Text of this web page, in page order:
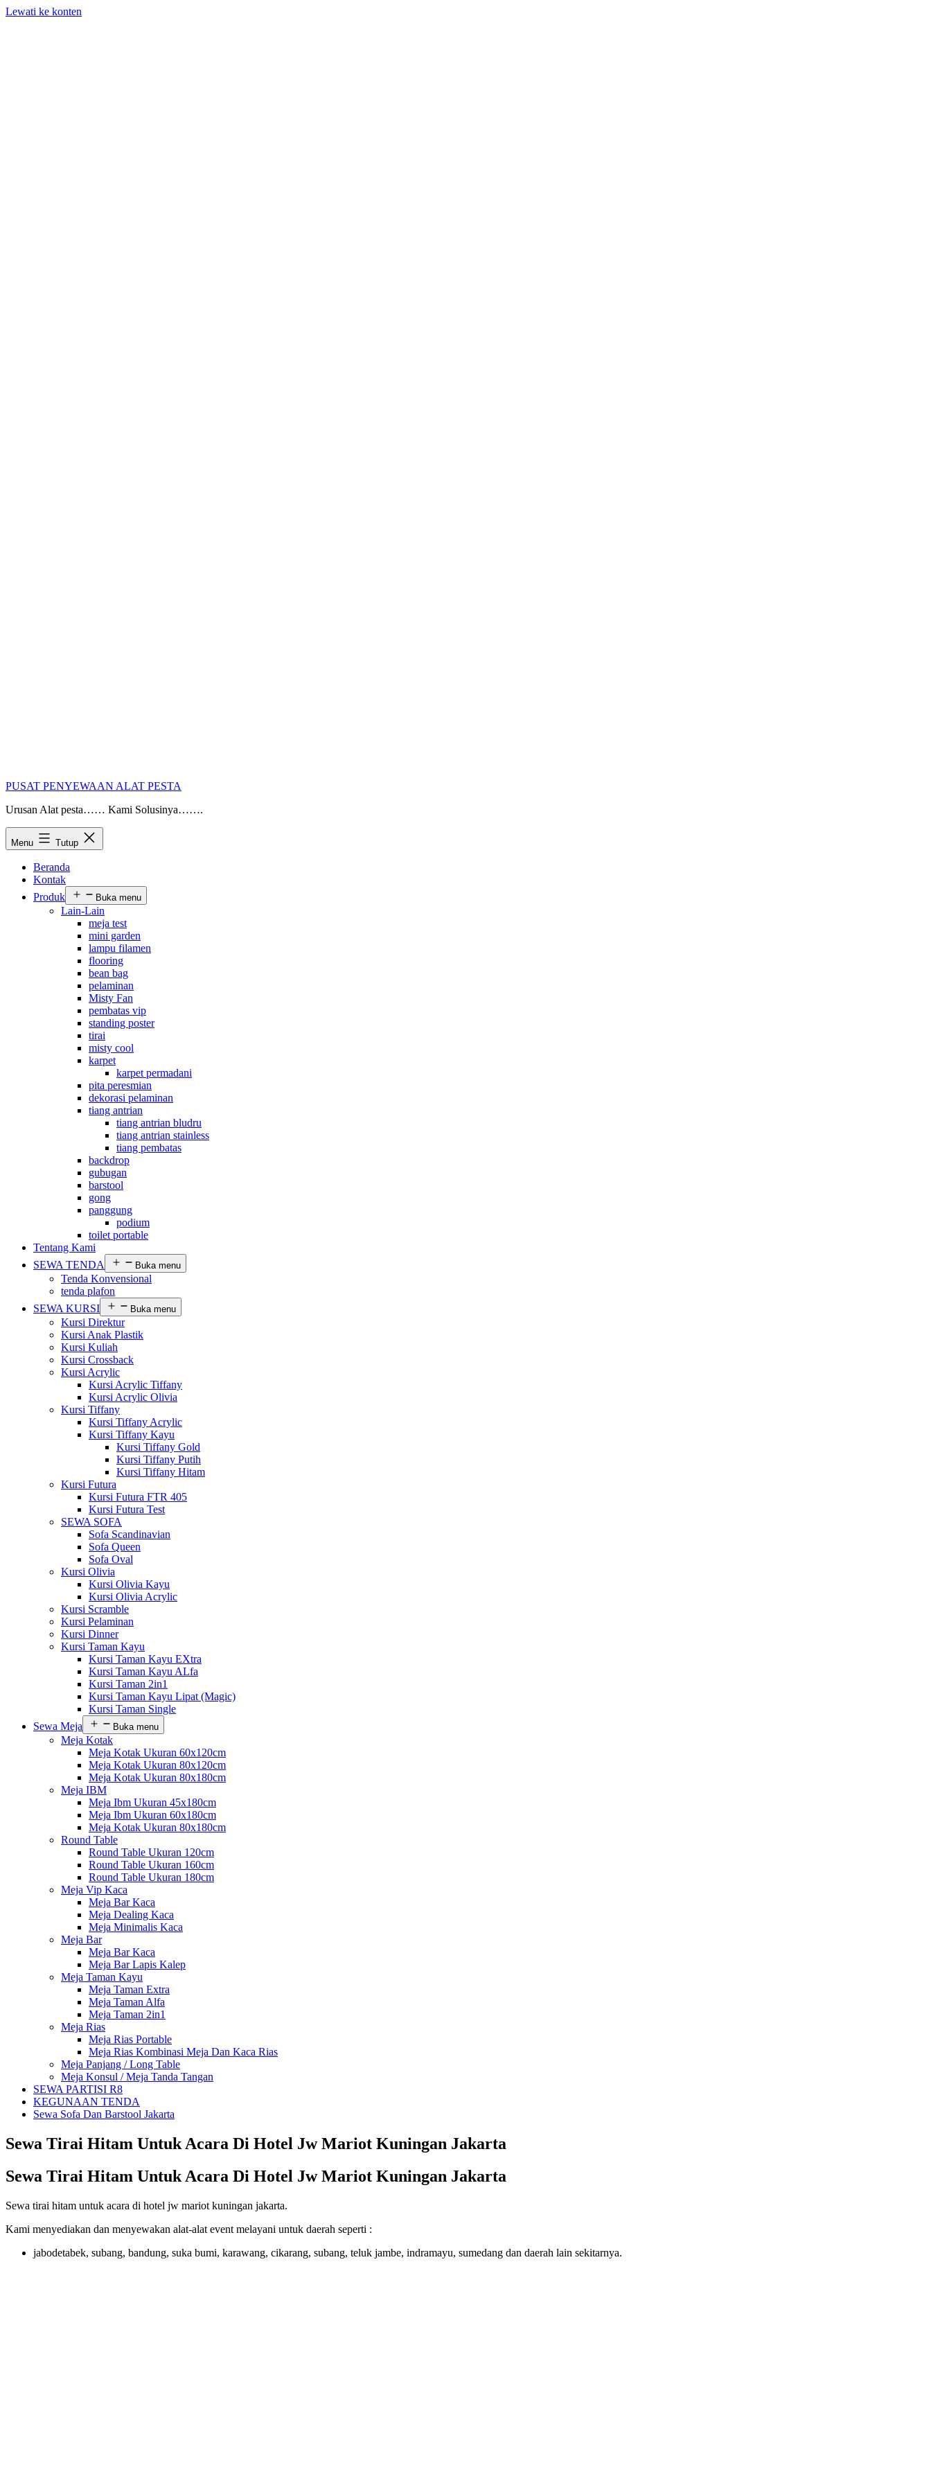
Lewati ke konten
PUSAT PENYEWAAN ALAT PESTA
Urusan Alat pesta…… Kami Solusinya…….
Menu Tutup
Beranda
Kontak
Produk
Buka menu
Lain-Lain
meja test
mini garden
lampu filamen
flooring
bean bag
pelaminan
Misty Fan
pembatas vip
standing poster
tirai
misty cool
karpet
karpet permadani
pita peresmian
dekorasi pelaminan
tiang antrian
tiang antrian bludru
tiang antrian stainless
tiang pembatas
backdrop
gubugan
barstool
gong
panggung
podium
toilet portable
Tentang Kami
SEWA TENDA
Buka menu
Tenda Konvensional
tenda plafon
SEWA KURSI
Buka menu
Kursi Direktur
Kursi Anak Plastik
Kursi Kuliah
Kursi Crossback
Kursi Acrylic
Kursi Acrylic Tiffany
Kursi Acrylic Olivia
Kursi Tiffany
Kursi Tiffany Acrylic
Kursi Tiffany Kayu
Kursi Tiffany Gold
Kursi Tiffany Putih
Kursi Tiffany Hitam
Kursi Futura
Kursi Futura FTR 405
Kursi Futura Test
SEWA SOFA
Sofa Scandinavian
Sofa Queen
Sofa Oval
Kursi Olivia
Kursi Olivia Kayu
Kursi Olivia Acrylic
Kursi Scramble
Kursi Pelaminan
Kursi Dinner
Kursi Taman Kayu
Kursi Taman Kayu EXtra
Kursi Taman Kayu ALfa
Kursi Taman 2in1
Kursi Taman Kayu Lipat (Magic)
Kursi Taman Single
Sewa Meja
Buka menu
Meja Kotak
Meja Kotak Ukuran 60x120cm
Meja Kotak Ukuran 80x120cm
Meja Kotak Ukuran 80x180cm
Meja IBM
Meja Ibm Ukuran 45x180cm
Meja Ibm Ukuran 60x180cm
Meja Kotak Ukuran 80x180cm
Round Table
Round Table Ukuran 120cm
Round Table Ukuran 160cm
Round Table Ukuran 180cm
Meja Vip Kaca
Meja Bar Kaca
Meja Dealing Kaca
Meja Minimalis Kaca
Meja Bar
Meja Bar Kaca
Meja Bar Lapis Kalep
Meja Taman Kayu
Meja Taman Extra
Meja Taman Alfa
Meja Taman 2in1
Meja Rias
Meja Rias Portable
Meja Rias Kombinasi Meja Dan Kaca Rias
Meja Panjang / Long Table
Meja Konsul / Meja Tanda Tangan
SEWA PARTISI R8
KEGUNAAN TENDA
Sewa Sofa Dan Barstool Jakarta
Sewa Tirai Hitam Untuk Acara Di Hotel Jw Mariot Kuningan Jakarta
Sewa Tirai Hitam Untuk Acara Di Hotel Jw Mariot Kuningan Jakarta
Sewa tirai hitam untuk acara di hotel jw mariot kuningan jakarta.
Kami menyediakan dan menyewakan alat-alat event melayani untuk daerah seperti :
jabodetabek, subang, bandung, suka bumi, karawang, cikarang, subang, teluk jambe, indramayu, sumedang dan daerah lain sekitarnya.